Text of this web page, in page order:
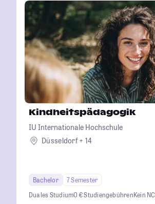
Kindheitspädagogik
IU Internationale Hochschule
Düsseldorf + 14
Bachelor
7 Semester
Duales Studium0 € StudiengebührenKein NC